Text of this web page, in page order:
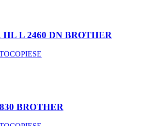
L 2460 DN BROTHER
BROTHER